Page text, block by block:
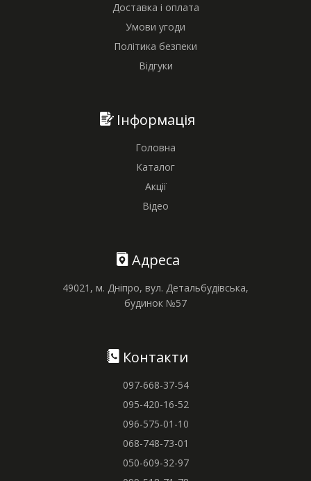
Доставка і оплата
Умови угоди
Політика безпеки
Відгуки
Інформація
Головна
Каталог
Акції
Відео
Адреса
49021, м. Дніпро, вул. Детальбудівська,
будинок №57
Контакти
097-668-37-54
095-420-16-52
096-575-01-10
068-748-73-01
050-609-32-97